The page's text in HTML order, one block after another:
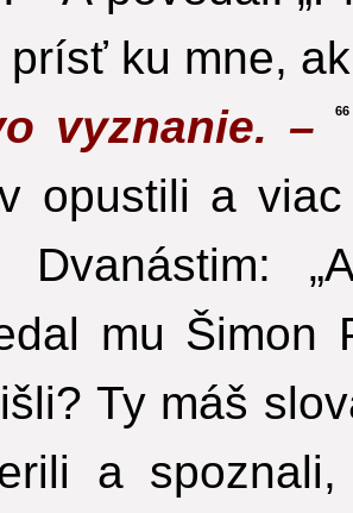
ku mne,
vyznanie. –66
opustili a
Dvanástim:
mu Šimon
Ty máš
a